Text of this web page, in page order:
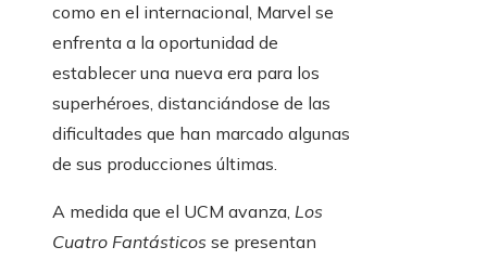
como en el internacional, Marvel se
enfrenta a la oportunidad de
establecer una nueva era para los
superhéroes, distanciándose de las
dificultades que han marcado algunas
de sus producciones últimas.
A medida que el UCM avanza, Los
Cuatro Fantásticos se presentan